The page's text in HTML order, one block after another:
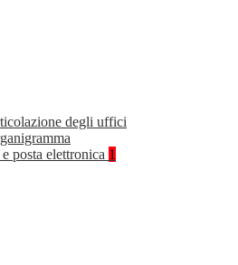
degli uffici
posta elettronica 1